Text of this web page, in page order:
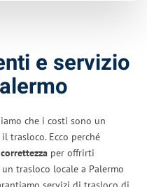
e servizio
che i costi sono un
trasloco. Ecco perché
per offrirti
trasloco locale a Palermo